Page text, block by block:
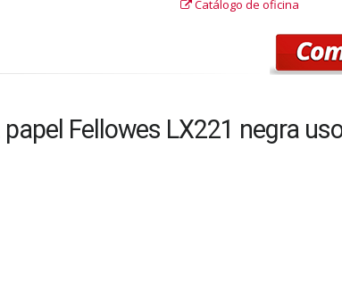
Catálogo de oficina
Fellowes LX221 negra